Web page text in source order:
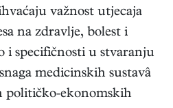
važnost utjecaja
na zdravlje, bolest i
i specifičnosti u stvaranju
medicinskih sustavâ
političko-ekonomskih